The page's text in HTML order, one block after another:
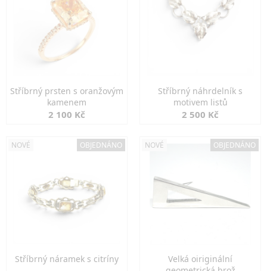
Stříbrný prsten s oranžovým
kamenem
2 100 Kč
Stříbrný náhrdelník s
motivem listů
2 500 Kč
NOVÉ OBJEDNÁNO
Stříbrný náramek s citríny
NOVÉ OBJEDNÁNO
Velká oiriginální